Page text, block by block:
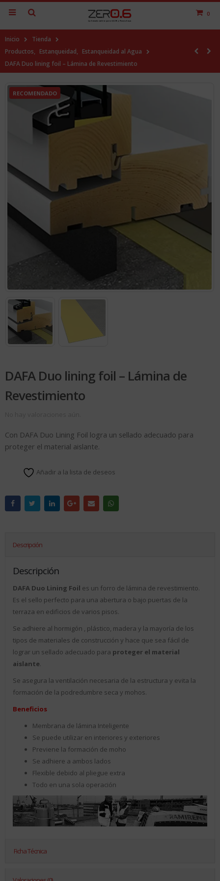
0
Inicio
Tienda
Productos, Estanqueidad, Estanqueidad al Agua
DAFA Duo lining foil – Lámina de Revestimiento
RECOMENDADO
DAFA Duo lining foil – Lámina de
Revestimiento
Con DAFA Duo Lining Foil logra un sellado adecuado para
proteger el material aislante.
Añadir a la lista de deseos
Descripción
Descripción
DAFA Duo Lining Foil es un forro de lámina de revestimiento.
Es el sello perfecto para una abertura o bajo puertas de la
terraza en edificios de varios pisos.
Se adhiere al hormigón , plástico, madera y la mayoría de los
tipos de materiales de construcción y hace que sea fácil de
lograr un sellado adecuado para proteger el material
aislante.
Se asegura la ventilación necesaria de la estructura y evita la
formación de la podredumbre seca y mohos.
Beneficios
Membrana de lámina Inteligente
Se puede utilizar en interiores y exteriores
Previene la formación de moho
Se adhiere a ambos lados
Flexible debido al pliegue extra
Todo en una sola operación
Ficha Técnica